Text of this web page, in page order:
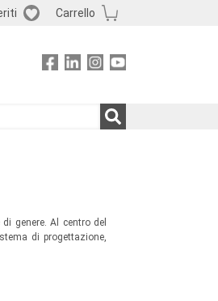
Carrello
genere. Al centro del
di progettazione,